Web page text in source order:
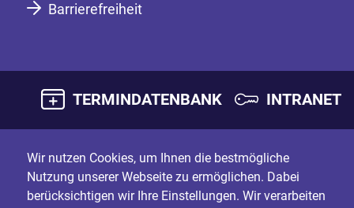
Barrierefreiheit
TERMINDATENBANK INTRANET
Wir nutzen Cookies, um Ihnen die bestmögliche
Nutzung unserer Webseite zu ermöglichen. Dabei
berücksichtigen wir Ihre Einstellungen. Wir verarbeiten